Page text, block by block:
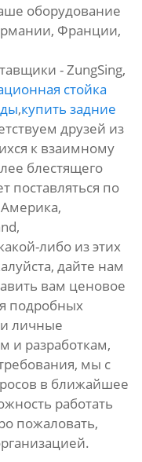
оборудование
Франции,
- ZungSing,
стойка
,купить задние
друзей из
к взаимному
блестящего
поставляться по
либо из этих
дайте нам
вам ценовое
подробных
личные
и разработкам,
мы с
в ближайшее
работать
пожаловать,